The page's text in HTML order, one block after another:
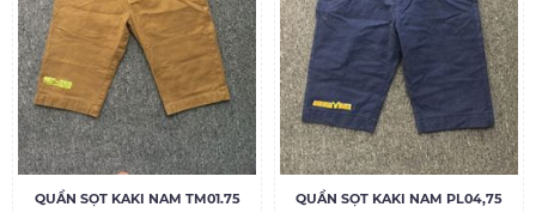
QUẦN SỌT KAKI NAM TM01.75 QUẦN SỌT KAKI NAM PL04,75